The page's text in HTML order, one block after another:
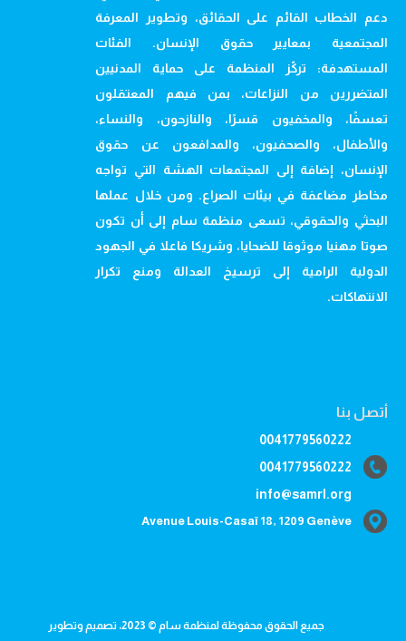
دعم الخطاب القائم على الحقائق، وتطوير المعرفة
المجتمعية بمعايير حقوق الإنسان. الفئات
المستهدفة: تركّز المنظمة على حماية المدنيين
المتضررين من النزاعات، بمن فيهم المعتقلون
تعسفًا، والمخفيون قسرًا، والنازحون، والنساء،
والأطفال، والصحفيون، والمدافعون عن حقوق
الإنسان، إضافة إلى المجتمعات الهشة التي تواجه
مخاطر مضاعفة في بيئات الصراع. ومن خلال عملها
البحثي والحقوقي، تسعى منظمة سام إلى أن تكون
صوتا مهنيا موثوقا للضحايا، وشريكا فاعلا في الجهود
الدولية الرامية إلى ترسيخ العدالة ومنع تكرار
الانتهاكات.
أتصل بنا
0041779560222
0041779560222
info@samrl.org
Avenue Louis-Casaï 18, 1209 Genève
جميع الحقوق محفوظة لمنظمة سام © 2023، تصميم وتطوير